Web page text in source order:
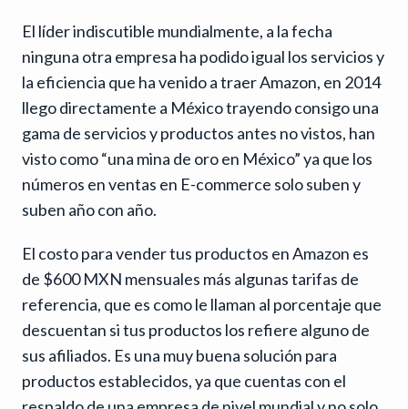
El líder indiscutible mundialmente, a la fecha
ninguna otra empresa ha podido igual los servicios y
la eficiencia que ha venido a traer Amazon, en 2014
llego directamente a México trayendo consigo una
gama de servicios y productos antes no vistos, han
visto como “una mina de oro en México” ya que los
números en ventas en E-commerce solo suben y
suben año con año.
El costo para vender tus productos en Amazon es
de $600 MXN mensuales más algunas tarifas de
referencia, que es como le llaman al porcentaje que
descuentan si tus productos los refiere alguno de
sus afiliados. Es una muy buena solución para
productos establecidos, ya que cuentas con el